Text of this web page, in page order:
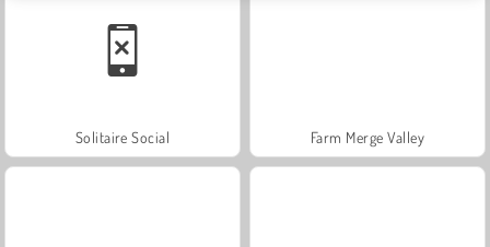
Solitaire Social Farm Merge Valley